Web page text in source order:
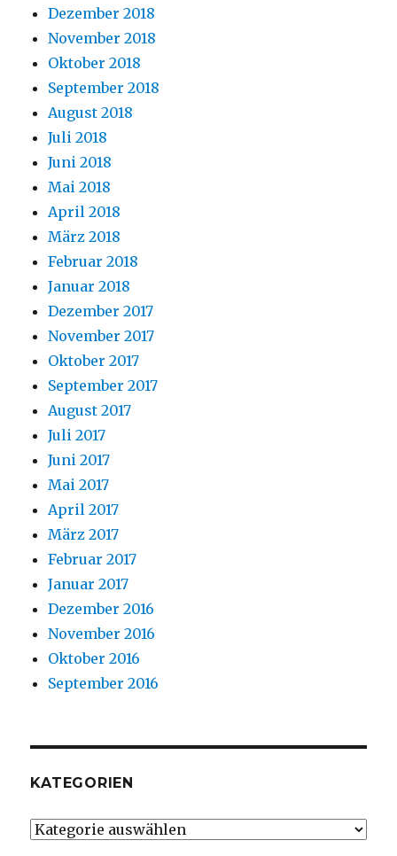
Dezember 2018
November 2018
Oktober 2018
September 2018
August 2018
Juli 2018
Juni 2018
Mai 2018
April 2018
März 2018
Februar 2018
Januar 2018
Dezember 2017
November 2017
Oktober 2017
September 2017
August 2017
Juli 2017
Juni 2017
Mai 2017
April 2017
März 2017
Februar 2017
Januar 2017
Dezember 2016
November 2016
Oktober 2016
September 2016
KATEGORIEN
Kategorien